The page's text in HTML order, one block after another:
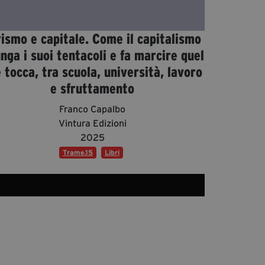
Dona
Fondazione Trame
e capitale. Come il capitalismo
i suoi tentacoli e fa marcire quel
tocca, tra scuola, università, lavoro
e sfruttamento
Franco Capalbo
Vintura Edizioni
2025
Trame.15 Libri